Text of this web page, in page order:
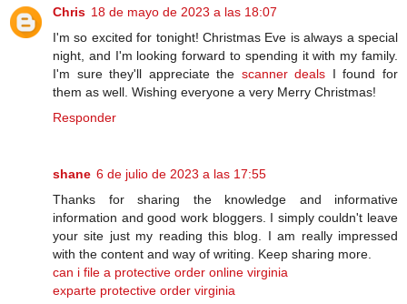
Chris 18 de mayo de 2023 a las 18:07
I'm so excited for tonight! Christmas Eve is always a special
night, and I'm looking forward to spending it with my family.
I'm sure they'll appreciate the scanner deals I found for
them as well. Wishing everyone a very Merry Christmas!
Responder
shane 6 de julio de 2023 a las 17:55
Thanks for sharing the knowledge and informative
information and good work bloggers. I simply couldn't leave
your site just my reading this blog. I am really impressed
with the content and way of writing. Keep sharing more.
can i file a protective order online virginia
exparte protective order virginia